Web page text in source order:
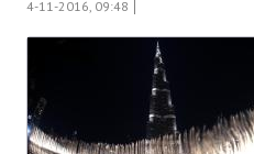
4-11-2016, 09:48